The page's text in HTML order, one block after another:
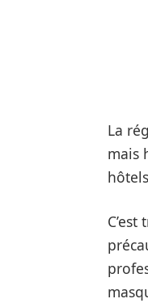
La
mais